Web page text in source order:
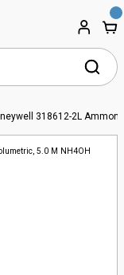
318612-2L